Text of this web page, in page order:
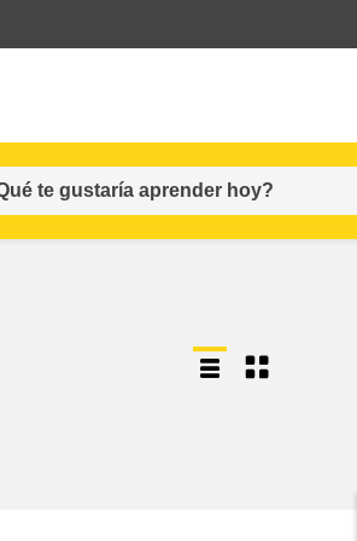
cadena y seguridad alimenticias